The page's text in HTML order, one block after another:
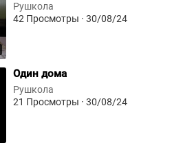
Рушкола
42 Просмотры · 30/08/24
⁣Один дома
Рушкола
21 Просмотры · 30/08/24